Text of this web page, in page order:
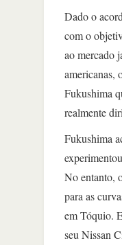
Dado o
com o
ao mercado
americanas,
Fukushima
realmente
Fukushima
No entanto,
para as
em Tóquio.
seu Nissan